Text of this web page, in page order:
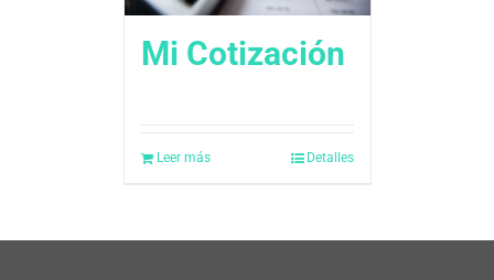
Mi Cotización
Leer más Detalles